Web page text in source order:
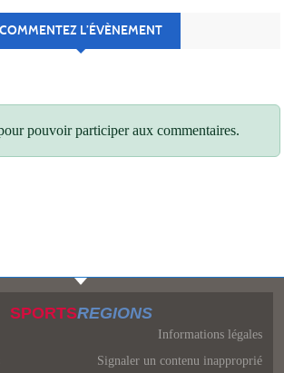
COMMENTEZ L’ÉVÈNEMENT
pouvoir participer aux commentaires.
SPORTSREGIONS
Informations légales
Signaler un contenu inapproprié